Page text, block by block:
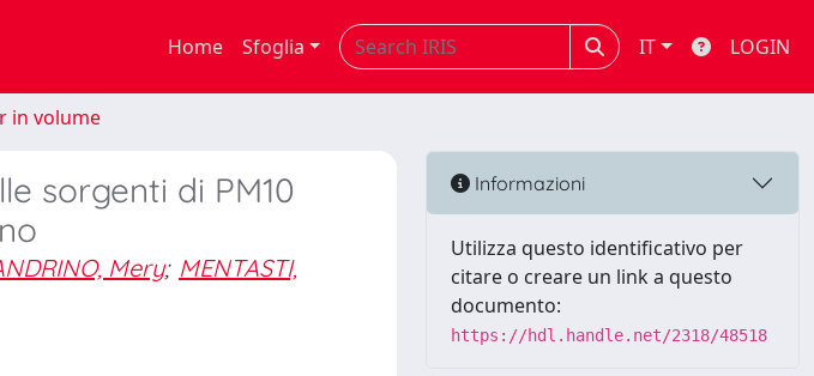
Home Sfoglia IT LOGIN
in volume
sorgenti di PM10
Mery; MENTASTI,
Informazioni
Utilizza questo identificativo per
citare o creare un link a questo
documento:
https://hdl.handle.net/2318/48518